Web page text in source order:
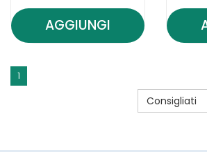
AGGIUNGIAGGIUNGI SCHAR
2X150G AL
CARRELLO
1
Consigliati